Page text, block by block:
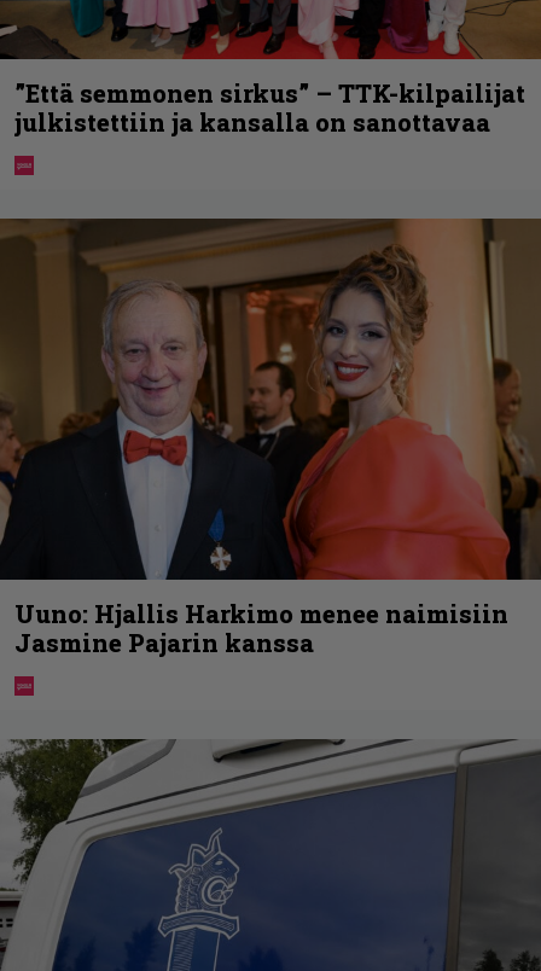
”Että semmonen sirkus” – TTK-kilpailijat
julkistettiin ja kansalla on sanottavaa
Uuno: Hjallis Harkimo menee naimisiin
Jasmine Pajarin kanssa